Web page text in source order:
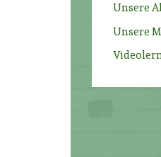
Unsere
Unsere